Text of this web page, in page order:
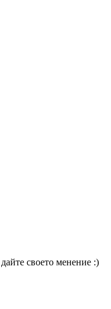
своето менение :)